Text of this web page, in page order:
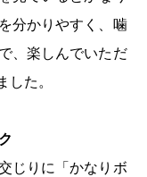
分かりやすく、噛
、楽しんでいただ
した。
じりに「かなりボ